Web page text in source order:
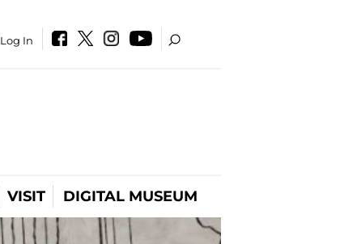
Log In
VISIT DIGITAL MUSEUM